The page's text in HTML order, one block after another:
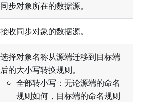
同步对象所在的数据源。
接收同步对象的数据源。
选择对象名称从源端迁移到目标端
后的大小写转换规则。
全部转小写：无论源端的命名
规则如何，目标端的命名规则